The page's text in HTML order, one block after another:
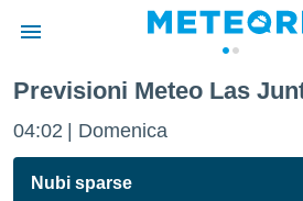
di
Previsioni Meteo Las
04:02 Domenica
Nubi sparse